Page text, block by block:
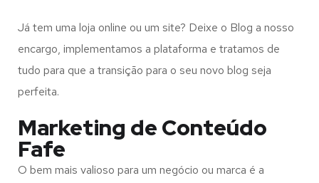
Já tem uma loja online ou um site? Deixe o Blog a nosso
encargo, implementamos a plataforma e tratamos de
tudo para que a transição para o seu novo blog seja
perfeita.
Marketing de Conteúdo
Fafe
O bem mais valioso para um negócio ou marca é a